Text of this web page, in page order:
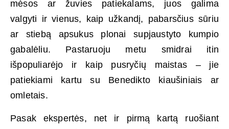
mėsos ar žuvies patiekalams, juos galima
valgyti ir vienus, kaip užkandį, pabarsčius sūriu
ar stiebą apsukus plonai supjaustyto kumpio
gabalėliu. Pastaruoju metu smidrai itin
išpopuliarėjo ir kaip pusryčių maistas – jie
patiekiami kartu su Benedikto kiaušiniais ar
omletais.
Pasak ekspertės, net ir pirmą kartą ruošiant